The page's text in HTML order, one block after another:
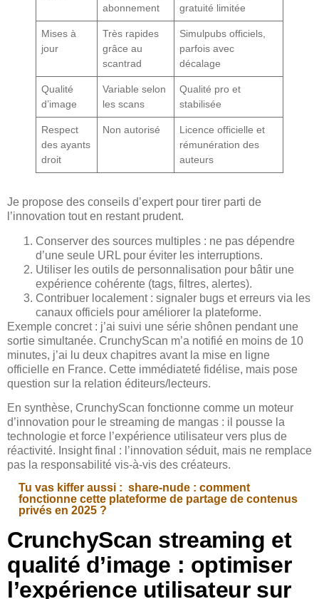
abonnement
gratuité limitée
Mises à
jour
Très rapides
grâce au
scantrad
Simulpubs officiels,
parfois avec
décalage
Qualité
d’image
Variable selon
les scans
Qualité pro et
stabilisée
Respect
des ayants
droit
Non autorisé
Licence officielle et
rémunération des
auteurs
Je propose des conseils d’expert pour tirer parti de
l’innovation tout en restant prudent.
Conserver des sources multiples : ne pas dépendre
d’une seule URL pour éviter les interruptions.
Utiliser les outils de personnalisation pour bâtir une
expérience cohérente (tags, filtres, alertes).
Contribuer localement : signaler bugs et erreurs via les
canaux officiels pour améliorer la plateforme.
Exemple concret : j’ai suivi une série shônen pendant une
sortie simultanée. CrunchyScan m’a notifié en moins de 10
minutes, j’ai lu deux chapitres avant la mise en ligne
officielle en France. Cette immédiateté fidélise, mais pose
question sur la relation éditeurs/lecteurs.
En synthèse, CrunchyScan fonctionne comme un moteur
d’innovation pour le streaming de mangas : il pousse la
technologie et force l’expérience utilisateur vers plus de
réactivité. Insight final : l’innovation séduit, mais ne remplace
pas la responsabilité vis-à-vis des créateurs.
Tu vas kiffer aussi : share-nude : comment
fonctionne cette plateforme de partage de contenus
privés en 2025 ?
CrunchyScan streaming et
qualité d’image : optimiser
l’expérience utilisateur sur